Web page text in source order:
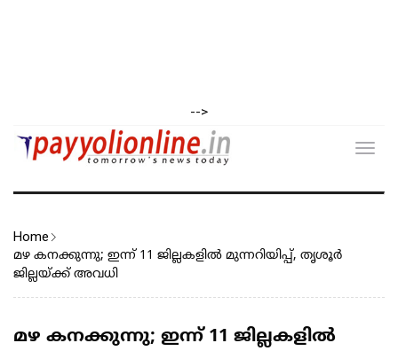
-->
Home
മഴ കനക്കുന്നു; ഇന്ന് 11 ജില്ലകളിൽ മുന്നറിയിപ്പ്, തൃശൂർ
ജില്ലയ്ക്ക് അവധി
മഴ കനക്കുന്നു; ഇന്ന് 11 ജില്ലകളിൽ